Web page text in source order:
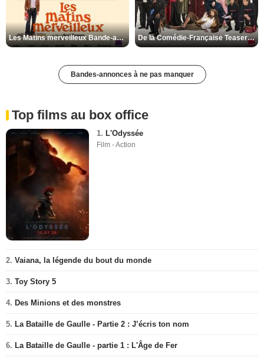
Les Matins merveilleux Bande-annonce VF De la Comédie-Française Teaser VF
Bandes-annonces à ne pas manquer
Top films au box office
1. L'Odyssée
Film - Action
2. Vaiana, la légende du bout du monde
3. Toy Story 5
4. Des Minions et des monstres
5. La Bataille de Gaulle - Partie 2 : J’écris ton nom
6. La Bataille de Gaulle - partie 1 : L'Âge de Fer